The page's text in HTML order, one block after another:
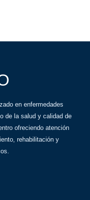
en enfermedades
de la salud y calidad de
ofreciendo atención
rehabilitación y